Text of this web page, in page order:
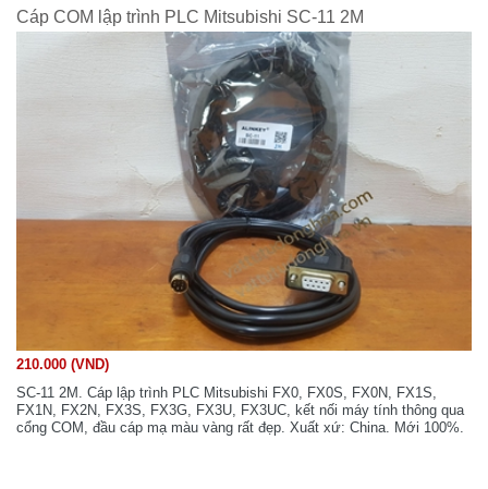
Cáp COM lập trình PLC Mitsubishi SC-11 2M
210.000 (VND)
SC-11 2M. Cáp lập trình PLC Mitsubishi FX0, FX0S, FX0N, FX1S,
FX1N, FX2N, FX3S, FX3G, FX3U, FX3UC, kết nối máy tính thông qua
cổng COM, đầu cáp mạ màu vàng rất đẹp. Xuất xứ: China. Mới 100%.